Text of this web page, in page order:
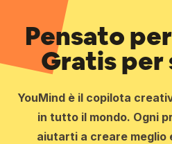
Pensato
Gratis per
YouMind è il copilota
in tutto il mondo. Ogni
aiutarti a creare meglio